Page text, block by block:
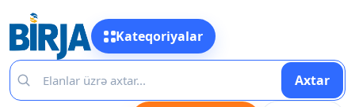
Kateqoriyalar
Axtar